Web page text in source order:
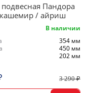
Пандора
/ айриш
В наличии
354 мм
450 мм
202 мм
3 290 ₽